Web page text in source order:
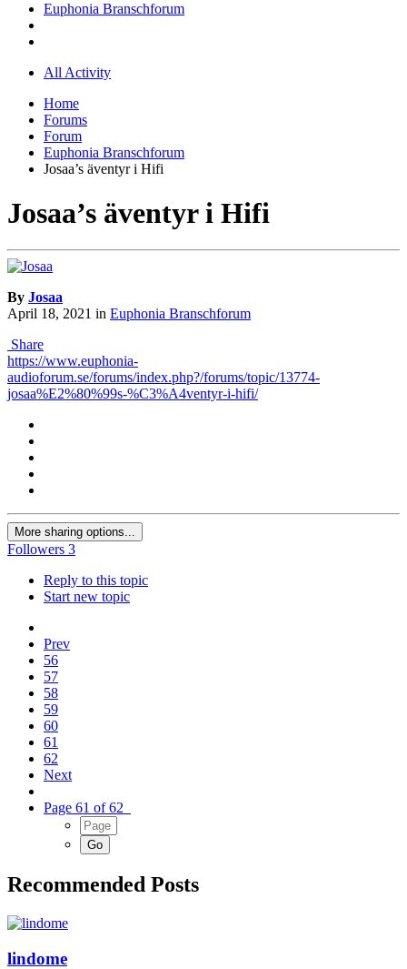
Euphonia Branschforum
All Activity
Home
Forums
Forum
Euphonia Branschforum
Josaa’s äventyr i Hifi
Josaa’s äventyr i Hifi
By Josaa
April 18, 2021 in Euphonia Branschforum
Share
https://www.euphonia-
audioforum.se/forums/index.php?/forums/topic/13774-
josaa%E2%80%99s-%C3%A4ventyr-i-hifi/
More sharing options...
Followers 3
Reply to this topic
Start new topic
Prev
56
57
58
59
60
61
62
Next
Page 61 of 62
Recommended Posts
lindome